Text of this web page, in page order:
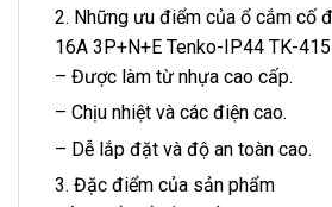
2. Những ưu điểm của ổ cắm cố
16A 3P+N+E Tenko-IP44 TK-415
– Được làm từ nhựa cao cấp.
– Chịu nhiệt và các điện cao.
– Dễ lắp đặt và độ an toàn cao.
3. Đặc điểm của sản phẩm